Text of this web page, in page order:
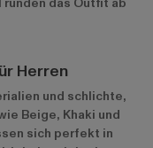
Herren
und schlichte,
Beige, Khaki und
sich perfekt in